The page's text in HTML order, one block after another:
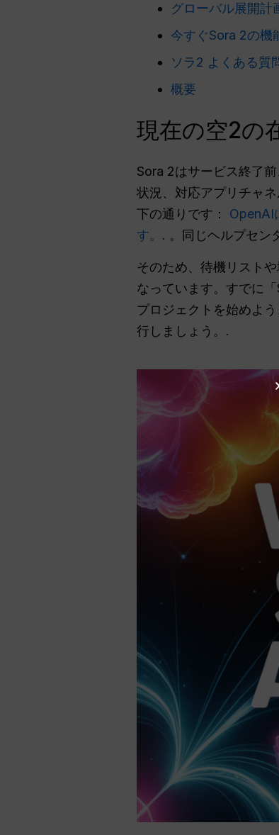
グローバル展開計
今すぐSora 2の機
ソラ2 よくある質
概要
現在の空2の
Sora 2はサービス終了
状況、対応アプリチャ
下の通りです： OpenAI
す。 . 。同じヘルプセン
そのため、待機リスト
なっています。すでに
プロジェクトを始めよ
行しましょう。.